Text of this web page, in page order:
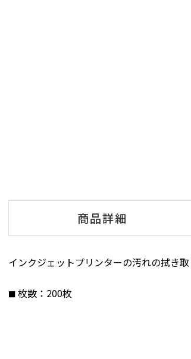
商品詳細
インクジェットプリンターの汚れの拭き
枚数：200枚